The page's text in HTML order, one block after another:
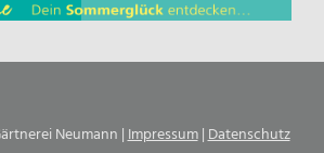
Neumann |Impressum|Datenschutz